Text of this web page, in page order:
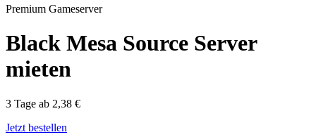
Premium Gameserver
Black Mesa Source Server
mieten
3 Tage ab 2,38 €
Jetzt bestellen